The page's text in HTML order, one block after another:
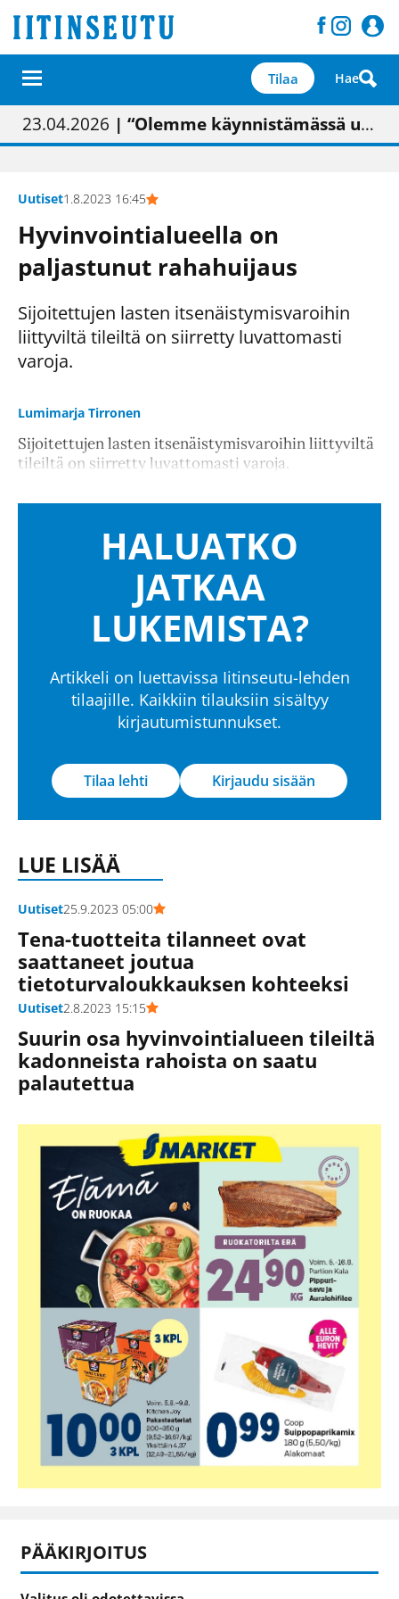
Tilaa Hae
01.02.2026 | Painon vaihtumisen pitäisi näkyä hieman parempana painojäljen laatuna lehdessä
05.02.2026 | Uudistettu kunnantalo on valoisa
23.04.2026 | “Olemme käynnistämässä uudelleen keskustavisiotyön”
09.05.2026| "Maalla on totuttu elämään omavaraisemmin kuin kaupungissa"
Uutiset1.8.2023 16:45
Hyvinvointialueella on
paljastunut rahahuijaus
Sijoitettujen lasten itsenäistymisvaroihin
liittyviltä tileiltä on siirretty luvattomasti
varoja.
Lumimarja Tirronen
Sijoitettujen lasten itsenäistymisvaroihin liittyviltä
tileiltä on siirretty luvattomasti varoja.
HALUATKO
JATKAA
LUKEMISTA?
Artikkeli on luettavissa Iitinseutu-lehden
tilaajille. Kaikkiin tilauksiin sisältyy
kirjautumistunnukset.
Tilaa lehti Kirjaudu sisään
LUE LISÄÄ
Uutiset25.9.2023 05:00
Tena-tuotteita tilanneet ovat
saattaneet joutua
tietoturvaloukkauksen kohteeksi
Uutiset2.8.2023 15:15
Suurin osa hyvinvointialueen tileiltä
kadonneista rahoista on saatu
palautettua
PÄÄKIRJOITUS